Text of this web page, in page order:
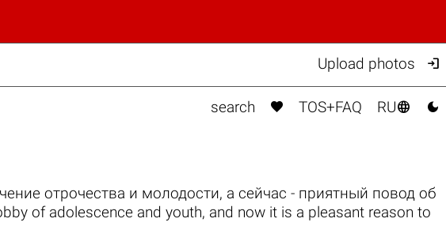
Upload photos 
search  TOS+FAQ RU 
отрочества и молодости, а сейчас - приятный повод об
of adolescence and youth, and now it is a pleasant reason to